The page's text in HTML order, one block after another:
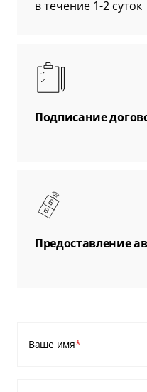
в течение 1-2 суток
Подписание
Предоставление
Ваше имя*